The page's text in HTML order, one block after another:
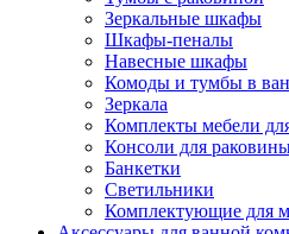
Зеркальные шкафы
Шкафы-пеналы
Навесные шкафы
Комоды и тумбы в
Зеркала
Комплекты мебели
Консоли для
Банкетки
Светильники
Комплектующие для